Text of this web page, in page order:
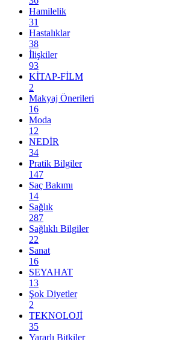
Hamilelik
31
Hastalıklar
38
İlişkiler
93
KİTAP-FİLM
2
Makyaj Önerileri
16
Moda
12
NEDİR
34
Pratik Bilgiler
147
Saç Bakımı
14
Sağlık
287
Sağlıklı Bilgiler
22
Sanat
16
SEYAHAT
13
Şok Diyetler
2
TEKNOLOJİ
35
Yararlı Bitkiler